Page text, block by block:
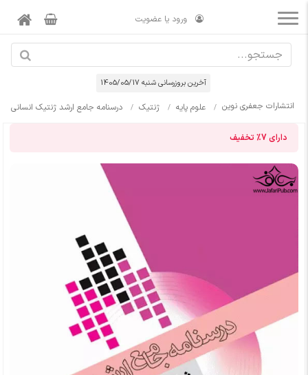
ورود یا عضویت
آخرین بروزرسانی شنبه 1405/05/17
انتشارات جعفری نوین علوم پایه ژنتیک درسنامه جامع ارشد ژنتیک انسانی
دارای7% تخفیف